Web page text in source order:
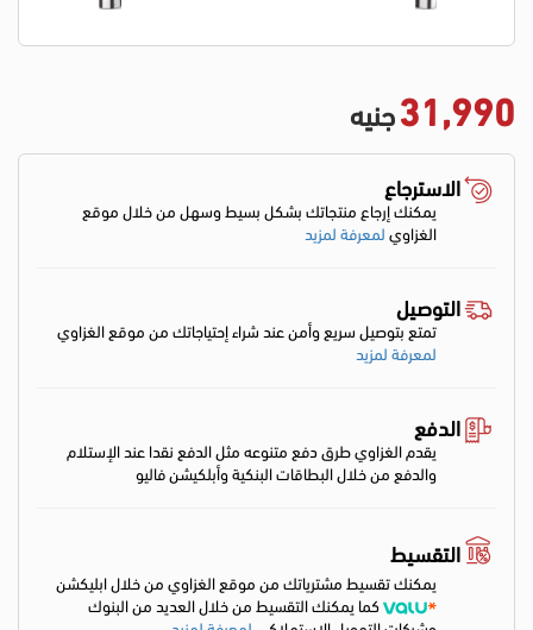
31,990جنيه
الاسترجاع
يمكنك إرجاع منتجاتك بشكل بسيط وسهل من خلال موقع
الغزاويلمعرفة لمزيد
التوصيل
تمتع بتوصيل سريع وأمن عند شراء إحتياجاتك من موقع الغزاوي
لمعرفة لمزيد
الدفع
يقدم الغزاوي طرق دفع متنوعه مثل الدفع نقدا عند الإستلام
والدفع من خلال البطاقات البنكية وأبلكيشن فاليو
التقسيط
يمكنك تقسيط مشترياتك من موقع الغزاوي من خلال ابليكشن
كما يمكنك التقسيط من خلال العديد من البنوك